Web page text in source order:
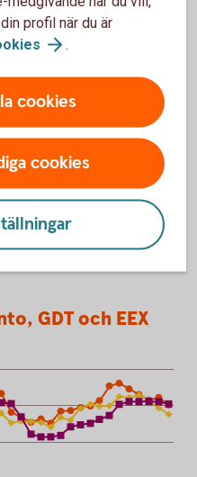
som rör lantbruk och
våra rådgivare.
GDT och EEX
profil när du är
.
cookies
cookies